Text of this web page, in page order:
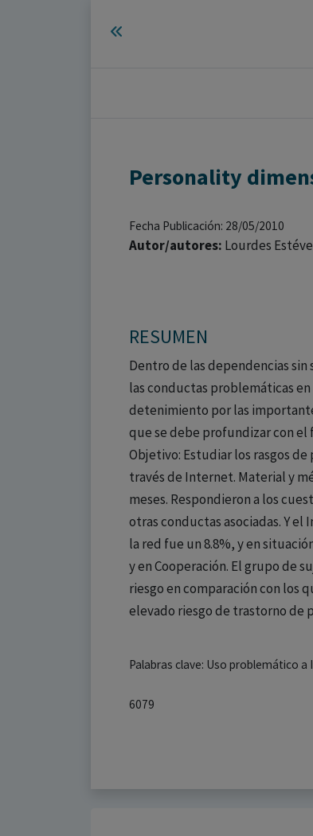
Personality
Fecha Publicación: 28/05/2010
Autor/autores: Lourdes
RESUMEN
Dentro de las dependencias sin
las conductas problemáticas
detenimiento por las
que se debe profundizar con el
Objetivo: Estudiar los rasgos
través de Internet. Material y
meses. Respondieron a los
otras conductas asociadas. Y
la red fue un 8.8%, y en
y en Cooperación. El grupo de
riesgo en comparación con los
elevado riesgo de trastorno de
Palabras clave: Uso problemático
6079